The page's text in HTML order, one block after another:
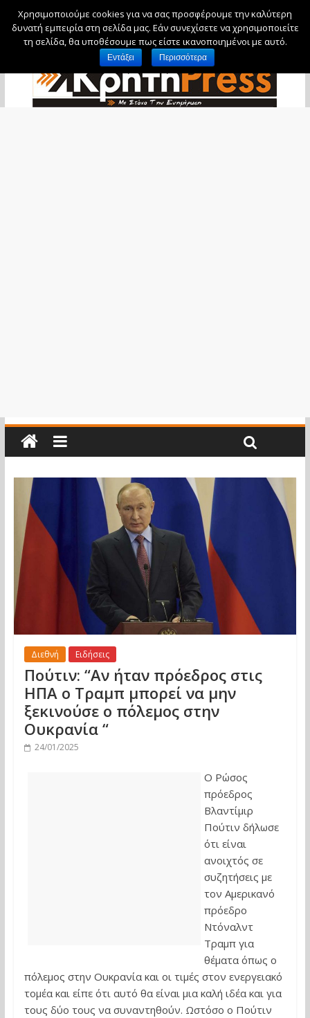
Παρασκευή, 7 Αυγούστου, 2026
Διεθνή Ειδήσεις
Πούτιν: “Αν ήταν πρόεδρος στις
ΗΠΑ ο Τραμπ μπορεί να μην
ξεκινούσε ο πόλεμος στην
Ουκρανία “
24/01/2025
Ο Ρώσος
πρόεδρος
Βλαντίμιρ
Πούτιν δήλωσε
ότι είναι
ανοιχτός σε
συζητήσεις με
τον Αμερικανό
πρόεδρο
Ντόναλντ
Τραμπ για
θέματα όπως ο
πόλεμος στην Ουκρανία και οι τιμές στον ενεργειακό
τομέα και είπε ότι αυτό θα είναι μια καλή ιδέα και για
τους δύο τους να συναντηθούν. Ωστόσο ο Πούτιν
Χρησιμοποιούμε cookies για να σας προσφέρουμε την καλύτερη
δυνατή εμπειρία στη σελίδα μας. Εάν συνεχίσετε να χρησιμοποιείτε
τη σελίδα, θα υποθέσουμε πως είστε ικανοποιημένοι με αυτό.
Εντάξει Περισσότερα